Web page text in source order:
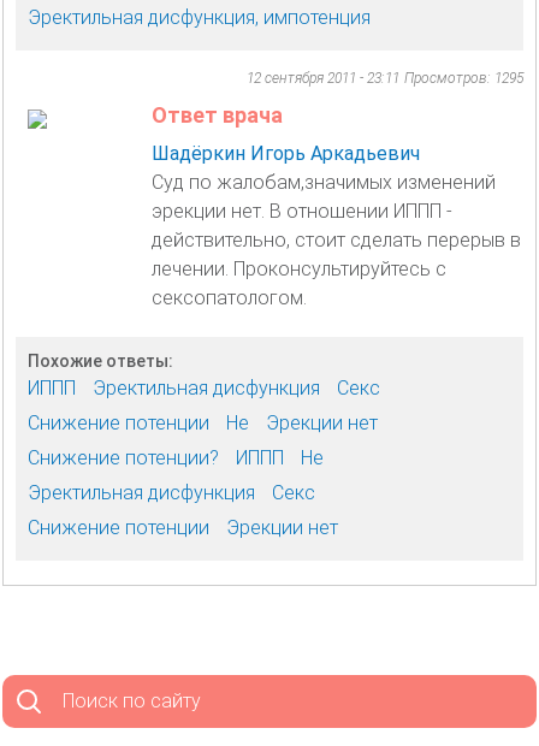
Эректильная дисфункция, импотенция
12 сентября 2011 - 23:11 Просмотров: 1295
Ответ врача
Шадёркин Игорь Аркадьевич
Суд по жалобам,значимых изменений
эрекции нет. В отношении ИППП -
действительно, стоит сделать перерыв в
лечении. Проконсультируйтесь с
сексопатологом.
Похожие ответы:
ИППП Эректильная дисфункция
Секс
Снижение потенции
Не
Эрекции нет
Снижение потенции?
ИППП
Не
Эректильная дисфункция
Секс
Снижение потенции
Эрекции нет
Поиск по сайту